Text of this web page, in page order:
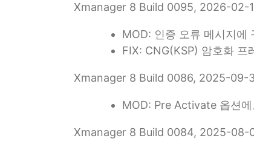
Xmanager 8 Build 0095, 2026-02-
MOD: 인증 오류 메시지에
FIX: CNG(KSP) 암호화 프
Xmanager 8 Build 0086, 2025-09-
MOD: Pre Activate 옵션
Xmanager 8 Build 0084, 2025-08-